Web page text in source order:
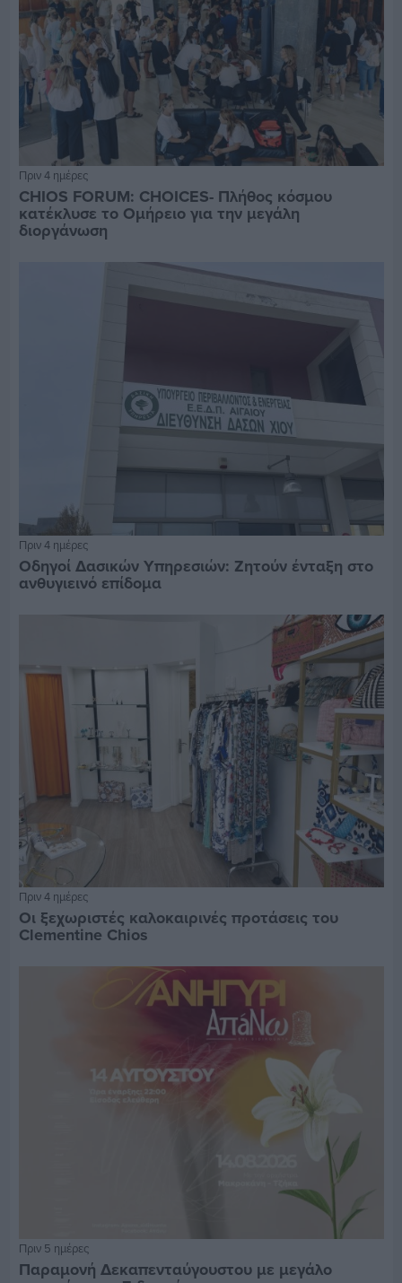
Πριν 4 ημέρες
CHIOS FORUM: CHOICES- Πλήθος κόσμου
κατέκλυσε το Ομήρειο για την μεγάλη
διοργάνωση
Πριν 4 ημέρες
Οδηγοί Δασικών Υπηρεσιών: Ζητούν ένταξη στο
ανθυγιεινό επίδομα
Πριν 4 ημέρες
Οι ξεχωριστές καλοκαιρινές προτάσεις του
Clementine Chios
Πριν 5 ημέρες
Παραμονή Δεκαπενταύγουστου με μεγάλο